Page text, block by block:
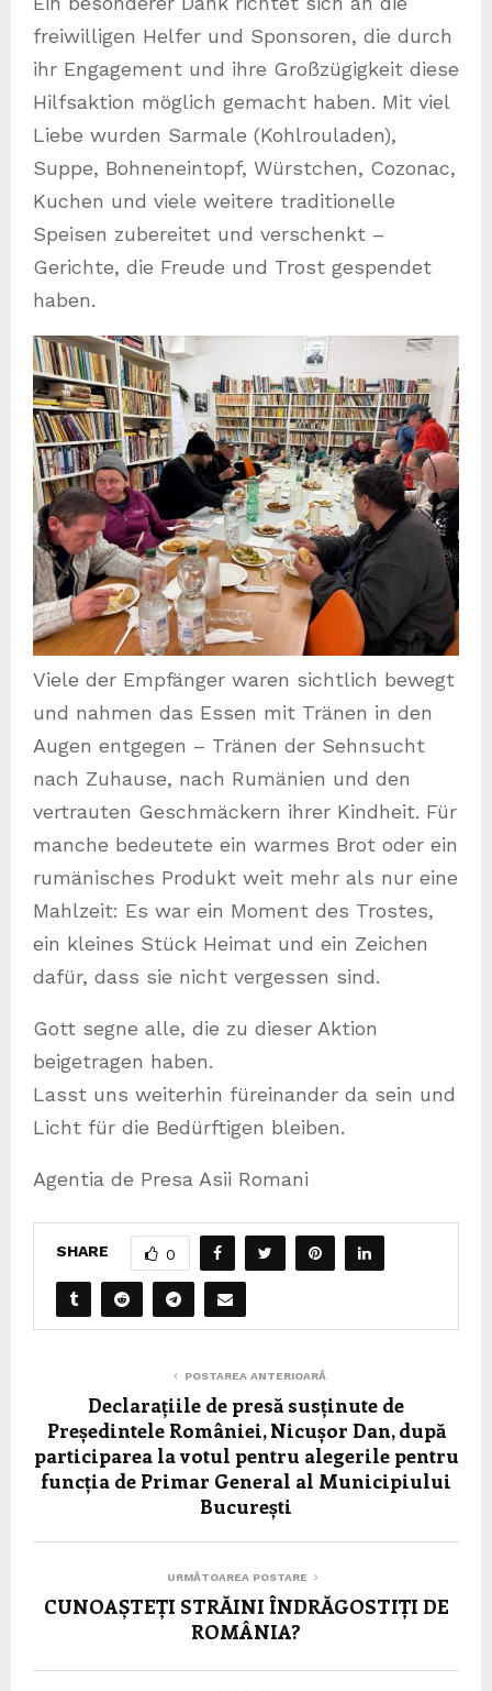
freiwilligen Helfer und Sponsoren, die durch
ihr Engagement und ihre Großzügigkeit diese
Hilfsaktion möglich gemacht haben. Mit viel
Liebe wurden Sarmale (Kohlrouladen),
Suppe, Bohneneintopf, Würstchen, Cozonac,
Kuchen und viele weitere traditionelle
Speisen zubereitet und verschenkt –
Gerichte, die Freude und Trost gespendet
haben.
Viele der Empfänger waren sichtlich bewegt
und nahmen das Essen mit Tränen in den
Augen entgegen – Tränen der Sehnsucht
nach Zuhause, nach Rumänien und den
vertrauten Geschmäckern ihrer Kindheit. Für
manche bedeutete ein warmes Brot oder ein
rumänisches Produkt weit mehr als nur eine
Mahlzeit: Es war ein Moment des Trostes,
ein kleines Stück Heimat und ein Zeichen
dafür, dass sie nicht vergessen sind.
Gott segne alle, die zu dieser Aktion
beigetragen haben.
Lasst uns weiterhin füreinander da sein und
Licht für die Bedürftigen bleiben.
Agentia de Presa Asii Romani
SHARE 0
POSTAREA ANTERIOARĂ
Declarațiile de presă susținute de
Președintele României, Nicușor Dan, după
participarea la votul pentru alegerile pentru
funcția de Primar General al Municipiului
București
URMĂTOAREA POSTARE
CUNOAȘTEȚI STRĂINI ÎNDRĂGOSTIȚI DE
ROMÂNIA?